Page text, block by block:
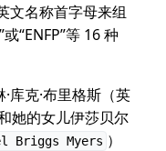
文名称首字母来组
“ENFP”等 16 种
克·布里格斯（英
她的女儿伊莎贝尔
Briggs Myers ）